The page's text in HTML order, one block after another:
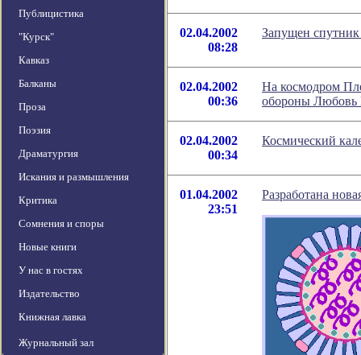
Публицистика
"Курск"
Кавказ
Балканы
Проза
Поэзия
Драматургия
Искания и размышления
Критика
Сомнения и споры
Новые книги
У нас в гостях
Издательство
Книжная лавка
Журнальный зал
02.04.2002
08:28
Запущен
02.04.2002
00:36
На космодром
обороны Любовь
02.04.2002
00:34
Космический
01.04.2002
23:51
Разработана